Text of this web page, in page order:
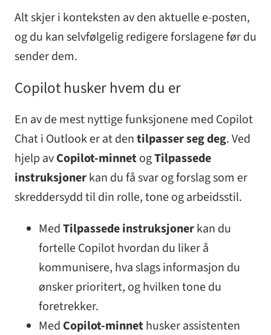
Alt skjer i konteksten av den aktuelle e-posten,
og du kan selvfølgelig redigere forslagene før du
sender dem.
Copilot husker hvem du er
En av de mest nyttige funksjonene med Copilot
Chat i Outlook er at dentilpasser seg deg. Ved
hjelp avCopilot-minnetogTilpassede
instruksjonerkan du få svar og forslag som er
skreddersydd til din rolle, tone og arbeidsstil.
MedTilpassede instruksjonerkan du
fortelle Copilot hvordan du liker å
kommunisere, hva slags informasjon du
ønsker prioritert, og hvilken tone du
foretrekker.
Med Copilot-minnethusker assistenten